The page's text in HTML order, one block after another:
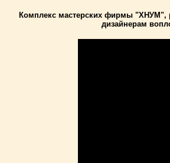
Комплекс мастерских фирмы "ХНУМ",
дизайнерам